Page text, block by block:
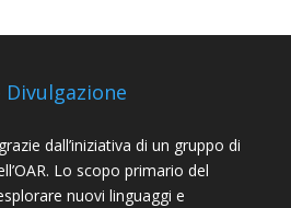
dall’iniziativa di un gruppo di
Lo scopo primario del
nuovi linguaggi e